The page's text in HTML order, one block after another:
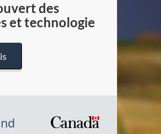
des
et technologie